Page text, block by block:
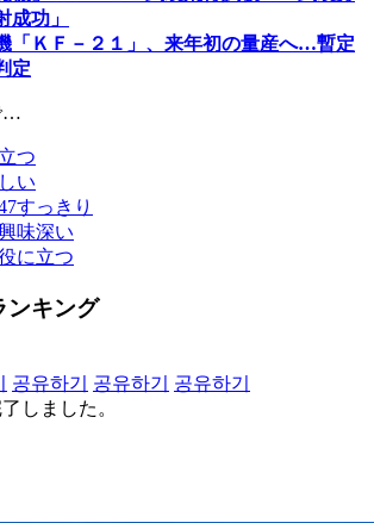
成功」
「ＫＦ－２１」、来年初の量産へ…暫定
定
…
つ
い
すっきり
味深い
に立つ
ンキング
공유하기 공유하기
공유하기
しました。